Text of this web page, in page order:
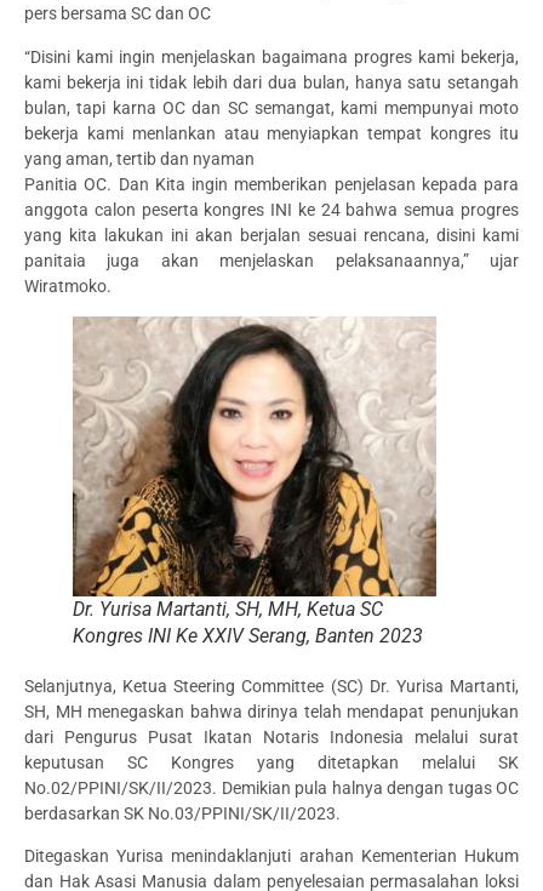
pers bersama SC dan OC
“Disini kami ingin menjelaskan bagaimana progres kami bekerja,
kami bekerja ini tidak lebih dari dua bulan, hanya satu setangah
bulan, tapi karna OC dan SC semangat, kami mempunyai moto
bekerja kami menlankan atau menyiapkan tempat kongres itu
yang aman, tertib dan nyaman
Panitia OC. Dan Kita ingin memberikan penjelasan kepada para
anggota calon peserta kongres INI ke 24 bahwa semua progres
yang kita lakukan ini akan berjalan sesuai rencana, disini kami
panitaia juga akan menjelaskan pelaksanaannya,” ujar
Wiratmoko.
Dr. Yurisa Martanti, SH, MH, Ketua SC
Kongres INI Ke XXIV Serang, Banten 2023
Selanjutnya, Ketua Steering Committee (SC) Dr. Yurisa Martanti,
SH, MH menegaskan bahwa dirinya telah mendapat penunjukan
dari Pengurus Pusat Ikatan Notaris Indonesia melalui surat
keputusan SC Kongres yang ditetapkan melalui SK
No.02/PPINI/SK/II/2023. Demikian pula halnya dengan tugas OC
berdasarkan SK No.03/PPINI/SK/II/2023.
Ditegaskan Yurisa menindaklanjuti arahan Kementerian Hukum
dan Hak Asasi Manusia dalam penyelesaian permasalahan loksi